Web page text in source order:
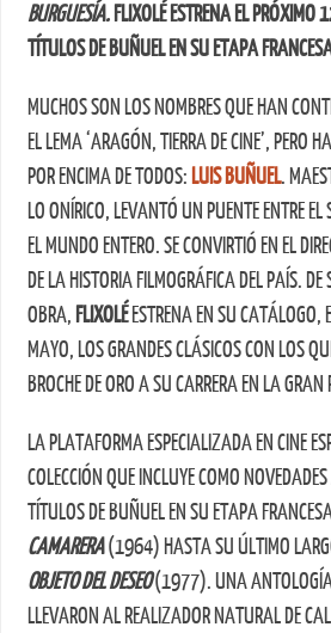
BURGUESÍA.FLIXOLÉ ESTRENA EL PRÓXIMO
TÍTULOS DE BUÑUEL EN SU ETAPA
MUCHOS SON LOS NOMBRES QUE HAN
EL LEMA ‘ARAGÓN, TIERRA DE CINE’, PERO
POR ENCIMA DE TODOS: LUIS BUÑUEL.
LO ONÍRICO, LEVANTÓ UN PUENTE ENTRE EL
EL MUNDO ENTERO. SE CONVIRTIÓ EN EL
DE LA HISTORIA FILMOGRÁFICA DEL PAÍS.
OBRA, FLIXOLÉESTRENA EN SU CATÁLOGO,
MAYO, LOS GRANDES CLÁSICOS CON LOS
BROCHE DE ORO A SU CARRERA EN LA
LA PLATAFORMA ESPECIALIZADA EN CINE
COLECCIÓN QUE INCLUYE COMO
TÍTULOS DE BUÑUEL EN SU ETAPA
CAMARERA(1964) HASTA SU ÚLTIMO
OBJETO DEL DESEO(1977). UNA ANTOLOGÍA
LLEVARON AL REALIZADOR NATURAL DE